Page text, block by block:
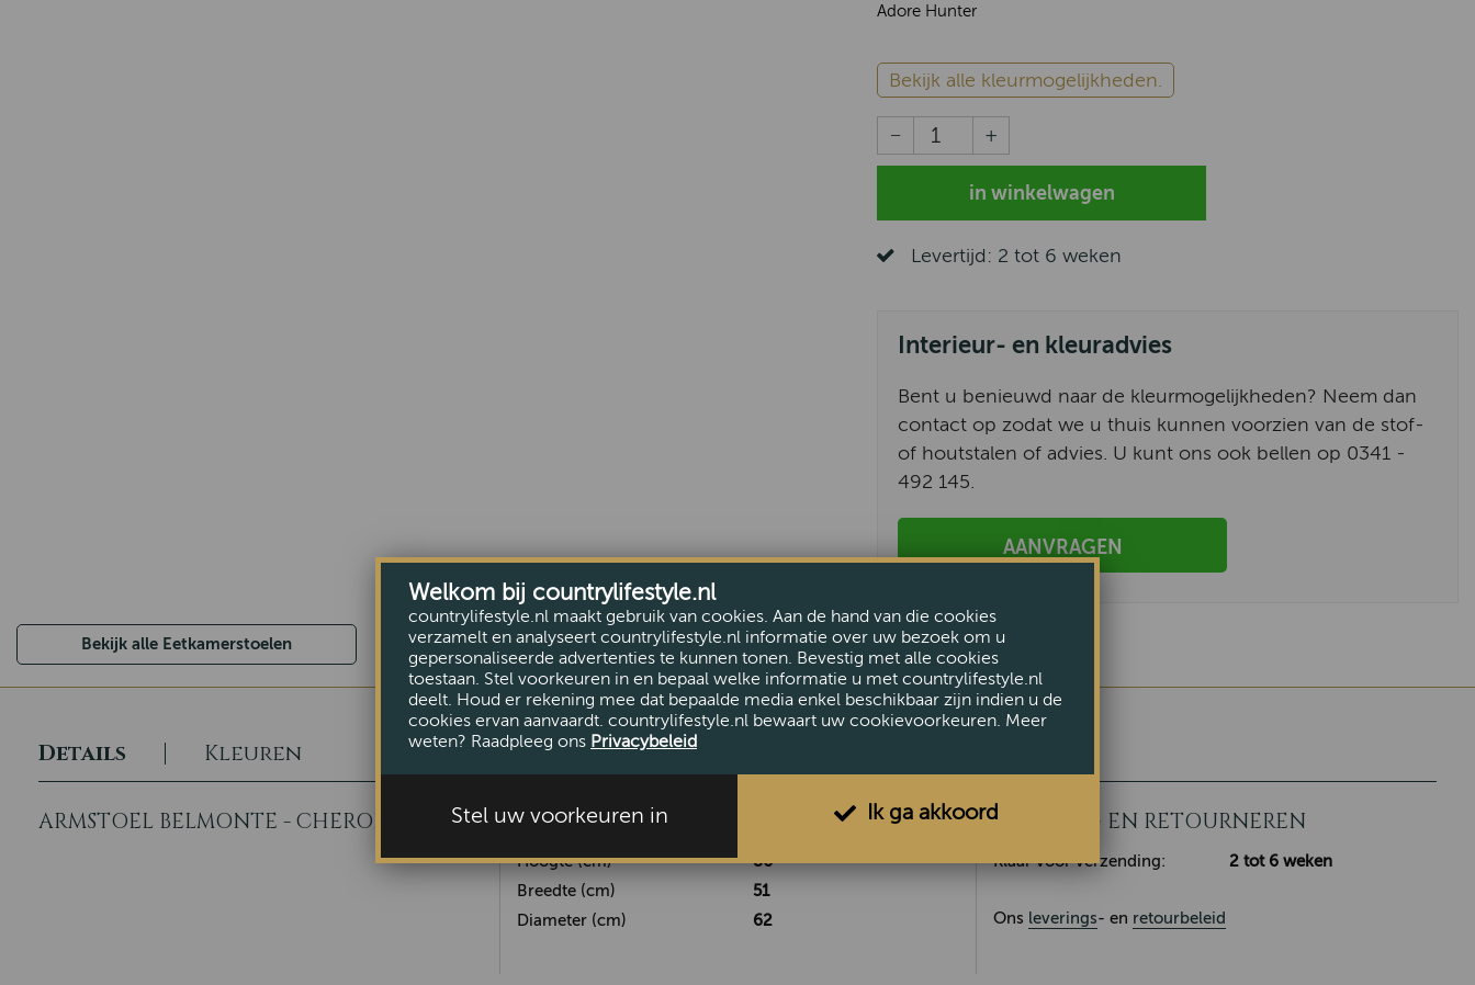
Adore Hunter
Bekijk alle kleurmogelijkheden.
Levertijd: 2 tot 6 weken
Interieur- en kleuradvies
Bent u benieuwd naar de kleurmogelijkheden? Neem dan
contact op zodat we u thuis kunnen voorzien van de stof-
of houtstalen of advies. U kunt ons ook bellen op 0341 -
492 145.
AANVRAGEN
Bekijk alle Eetkamerstoelen
Details Kleuren
ARMSTOEL BELMONTE - CHEROKEE GRIJS AFMETINGEN
Hoogte (cm)
86
Breedte (cm)
51
Diameter (cm)
62
LEVERING EN RETOURNEREN
Klaar voor verzending: 2 tot 6 weken
Ons leverings- en retourbeleid
Welkom bij countrylifestyle.nl
countrylifestyle.nl maakt gebruik van cookies. Aan de hand van die cookies
verzamelt en analyseert countrylifestyle.nl informatie over uw bezoek om u
gepersonaliseerde advertenties te kunnen tonen. Bevestig met alle cookies
toestaan. Stel voorkeuren in en bepaal welke informatie u met countrylifestyle.nl
deelt. Houd er rekening mee dat bepaalde media enkel beschikbaar zijn indien u de
cookies ervan aanvaardt. countrylifestyle.nl bewaart uw cookievoorkeuren. Meer
weten? Raadpleeg ons Privacybeleid
Stel uw voorkeuren in Ik ga akkoord